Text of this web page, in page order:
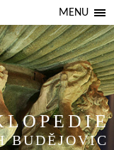
MENU
BUDĚJOVIC